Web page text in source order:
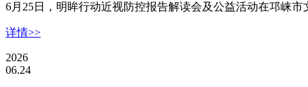
6月25日，明眸行动近视防控报告解读会及公益活动在邛崃
详情>>
2026
06.24